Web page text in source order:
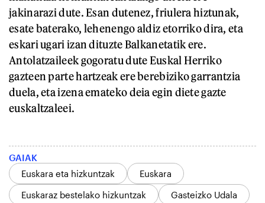
jakinarazi dute. Esan dutenez, friulera hiztunak,
esate baterako, lehenengo aldiz etorriko dira, eta
eskari ugari izan dituzte Balkanetatik ere.
Antolatzaileek gogoratu dute Euskal Herriko
gazteen parte hartzeak ere berebiziko garrantzia
duela, eta izena emateko deia egin diete gazte
euskaltzaleei.
GAIAK
Euskara eta hizkuntzak
Euskara
Euskaraz bestelako hizkuntzak
Gasteizko Udala